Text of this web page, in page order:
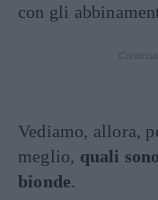
con gli
Vediamo, allora,
meglio, quali
bionde.